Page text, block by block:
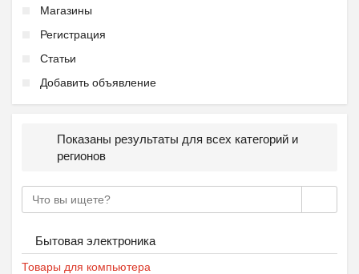
Магазины
Регистрация
Статьи
Добавить объявление
Показаны результаты для всех категорий и
регионов
Бытовая электроника
Товары для компьютера